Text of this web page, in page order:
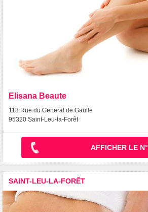
Elisana Beaute
113 Rue du General de Gaulle
95320 Saint-Leu-la-Forêt
AFFICHER LE N°
SAINT-LEU-LA-FORÊT